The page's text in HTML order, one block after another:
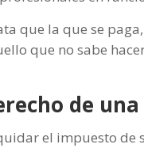
que la que se
que no sabe
de
el impuesto de